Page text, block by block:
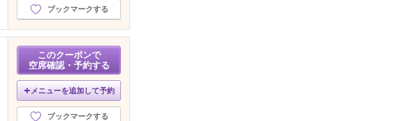
ブックマークする
このクーポンで
空席確認・予約する
メニューを追加して予約
ブックマークする